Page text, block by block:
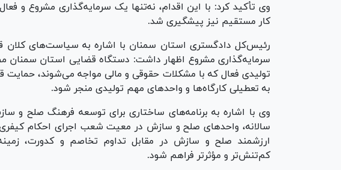
کار مستقیم نیز پیشگیری شد.
رئیس‌کل دادگستری استان سمنان با اشاره به سیاست‌های کلان
سرمایه‌گذاری مشروع اظهار داشت: دستگاه قضایی استان سمنان
تولیدی فعال که با مشکلات حقوقی و مالی مواجه می‌شوند، حمایت
به تعطیلی کارگاه‌ها و واحد‌های مهم تولیدی منجر شود.
وی با اشاره به برنامه‌های ساختاری برای توسعه فرهنگ صلح و
سالانه، واحد‌های صلح و سازش در معیت شعب اجرای احکام کیفری
ارزشمند صلح و سازش در مقابل تداوم تخاصم و کدورت،
کم‌تنش‌تر و مؤثرتر فراهم شود.